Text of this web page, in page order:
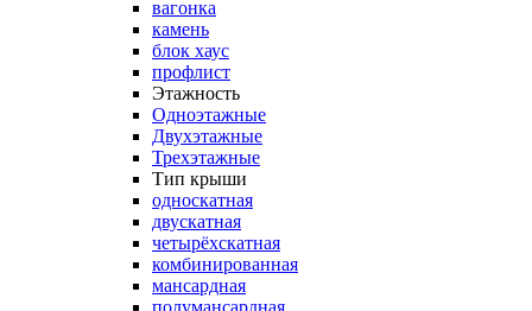
вагонка
камень
блок хаус
профлист
Этажность
Одноэтажные
Двухэтажные
Трехэтажные
Тип крыши
односкатная
двускатная
четырёхскатная
комбинированная
мансардная